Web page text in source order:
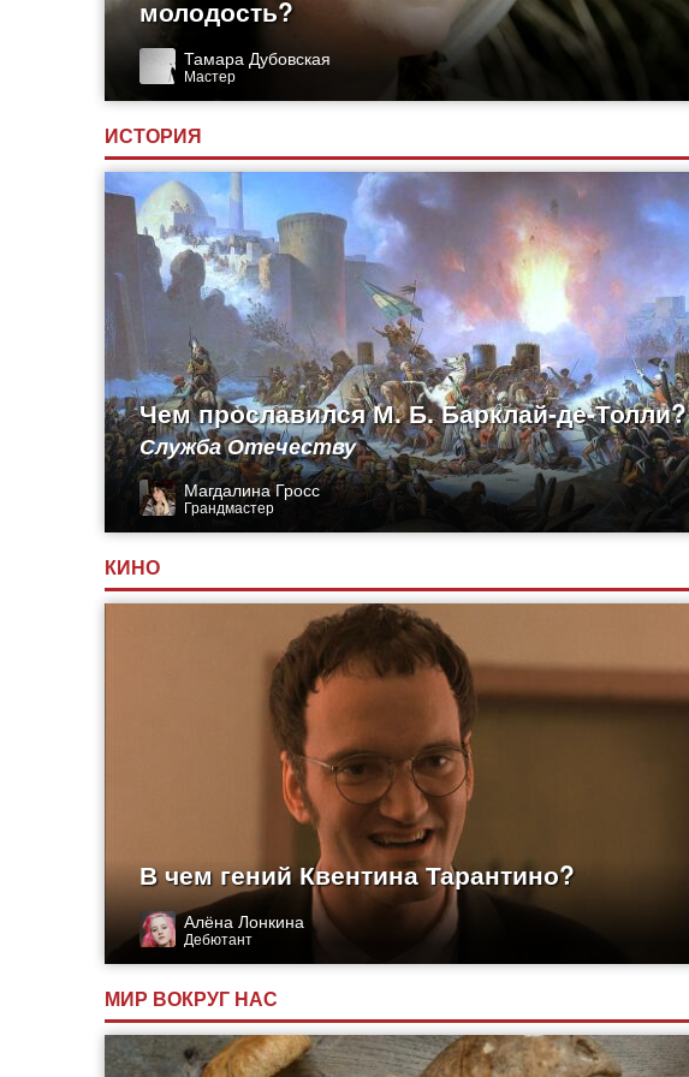
молодость?
Тамара Дубовская
Мастер
ИСТОРИЯ
Чем прославился М. Б. Барклай-де-Толли?
Служба Отечеству
Магдалина Гросс
Грандмастер
КИНО
В чем гений Квентина Тарантино?
Алёна Лонкина
Дебютант
МИР ВОКРУГ НАС